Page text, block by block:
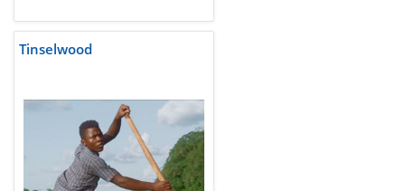
Tinselwood